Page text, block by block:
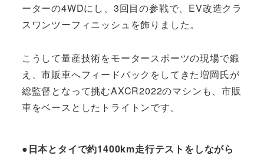
ーターの4WDにし、3回目の参戦で、EV改造クラ
スワンツーフィニッシュを飾りました。
こうして量産技術をモータースポーツの現場で鍛
え、市販車へフィードバックをしてきた増岡氏が
総監督となって挑むAXCR2022のマシンも、市販
車をベースとしたトライトンです。
●日本とタイで約1400km走行テストをしながら